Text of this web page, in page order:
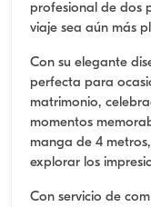
profesional de dos
viaje sea aún más
Con su elegante
perfecta para
matrimonio,
momentos
manga de 4
explorar los
Con servicio de